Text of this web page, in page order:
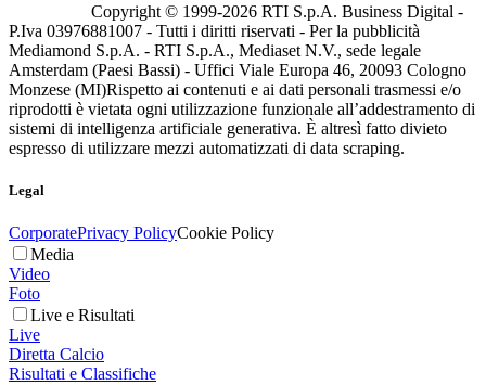
Copyright © 1999-2026 RTI S.p.A. Business Digital -
P.Iva 03976881007 - Tutti i diritti riservati - Per la pubblicità
Mediamond S.p.A. - RTI S.p.A., Mediaset N.V., sede legale
Amsterdam (Paesi Bassi) - Uffici Viale Europa 46, 20093 Cologno
Monzese (MI)Rispetto ai contenuti e ai dati personali trasmessi e/o
riprodotti è vietata ogni utilizzazione funzionale all’addestramento di
sistemi di intelligenza artificiale generativa. È altresì fatto divieto
espresso di utilizzare mezzi automatizzati di data scraping.
Legal
CorporatePrivacy PolicyCookie Policy
Media
Video
Foto
Live e Risultati
Live
Diretta Calcio
Risultati e Classifiche